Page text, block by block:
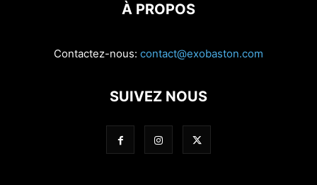
À PROPOS
Contactez-nous: contact@exobaston.com
SUIVEZ NOUS